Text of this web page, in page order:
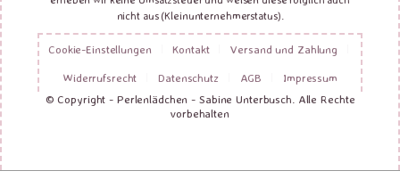
nicht aus (Kleinunternehmerstatus).
Cookie-Einstellungen Kontakt
Versand und Zahlung
Widerrufsrecht
Datenschutz AGB
Impressum
© Copyright - Perlenlädchen - Sabine Unterbusch. Alle Rechte
vorbehalten